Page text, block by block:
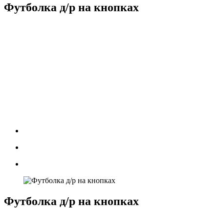
Футболка д/р на кнопках
Футболка д/р на кнопках